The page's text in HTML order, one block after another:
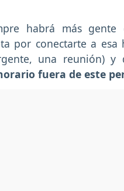
habrá más
por conectarte a
una reunión)
fuera de este